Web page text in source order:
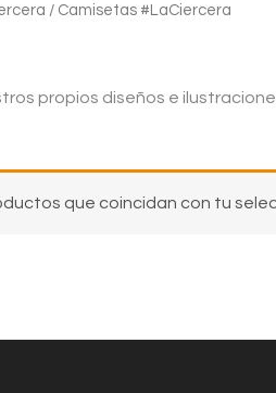
/ Camisetas #LaCiercera
propios diseños e
que coincidan con tu